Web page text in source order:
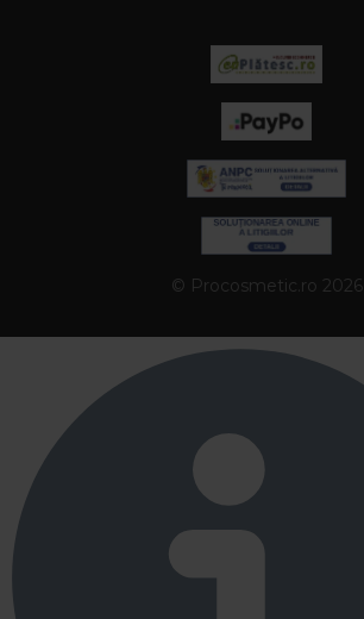
© Procosmetic.ro 2026